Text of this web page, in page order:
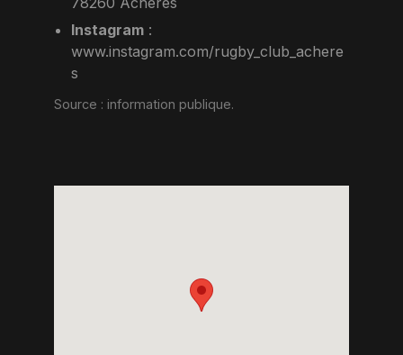
Instagram :
www.instagram.com/rugby_club_achere
s
Source : information publique.